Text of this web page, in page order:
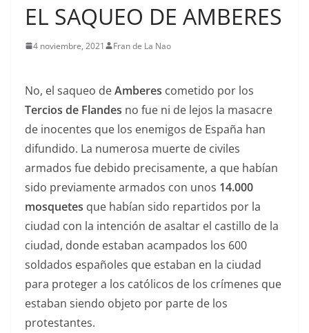
EL SAQUEO DE AMBERES
4 noviembre, 2021 Fran de La Nao
No, el saqueo deAmberes cometido por los
Tercios de Flandes no fue ni de lejos la masacre
de inocentes que los enemigos de España han
difundido. La numerosa muerte de civiles
armados fue debido precisamente, a que habían
sido previamente armados con unos 14.000
mosquetes que habían sido repartidos por la
ciudad con la intención de asaltar el castillo de la
ciudad, donde estaban acampados los 600
soldados españoles que estaban en la ciudad
para proteger a los católicos de los crímenes que
estaban siendo objeto por parte de los
protestantes.